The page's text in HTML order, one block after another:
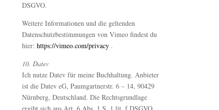
DSGVO.
Weitere Informationen und die geltenden
Datenschutzbestimmungen von Vimeo findest du
hier: https://vimeo.com/privacy.
10. Datev
Ich nutze Datev für meine Buchhaltung. Anbieter
ist die Datev eG, Paumgartnerstr. 6 – 14, 90429
Nürnberg, Deutschland. Die Rechtsgrundlage